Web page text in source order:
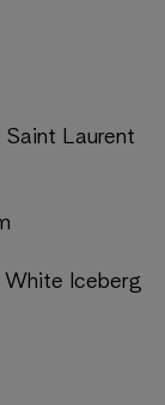
Saint Laurent
White Iceberg